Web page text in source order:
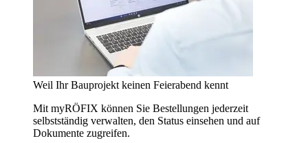
Weil Ihr Bauprojekt keinen Feierabend kennt
Mit myRÖFIX können Sie Bestellungen jederzeit
selbstständig verwalten, den Status einsehen und auf
Dokumente zugreifen.